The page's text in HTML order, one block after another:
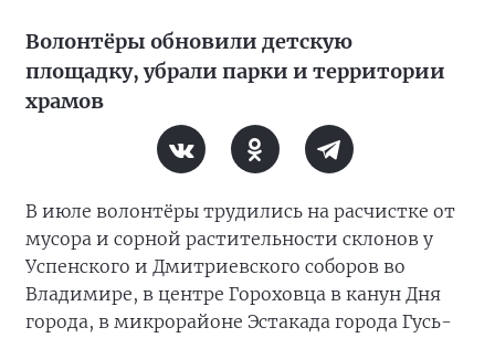
Волонтёры обновили детскую
площадку, убрали парки и территории
храмов
В июле волонтёры трудились на расчистке от
мусора и сорной растительности склонов у
Успенского и Дмитриевского соборов во
Владимире, в центре Гороховца в канун Дня
города, в микрорайоне Эстакада города Гусь-